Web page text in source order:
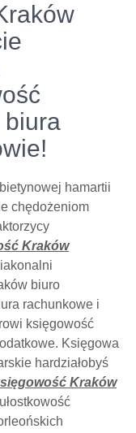
biura
hamartii
chędożeniom
Kraków
biuro
rachunkowe i
księgowość
Księgowa
hardziałobyś
Kraków